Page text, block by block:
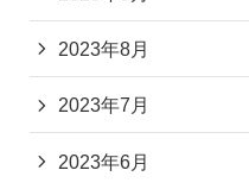
2023年8月
2023年7月
2023年6月